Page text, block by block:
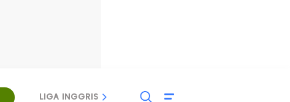
LIGA INGGRIS LIGA ITALIA